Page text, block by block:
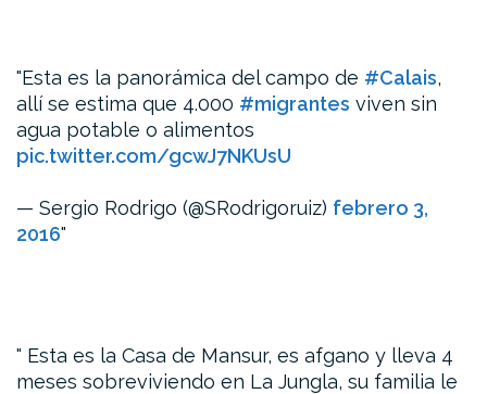
Esta es la panorámica del campo de #Calais,
allí se estima que 4.000 #migrantes viven sin
agua potable o alimentos
pic.twitter.com/gcwJ7NKUsU
— Sergio Rodrigo (@SRodrigoruiz) febrero 3,
2016
Esta es la Casa de Mansur, es afgano y lleva 4
meses sobreviviendo en La Jungla, su familia le